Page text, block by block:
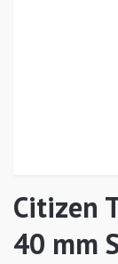
Citizen
40 mm